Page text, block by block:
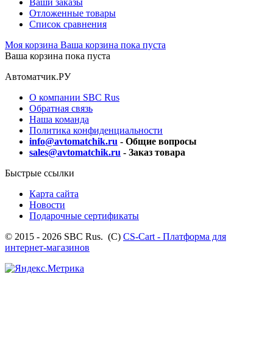
Ваши заказы
Отложенные товары
Список сравнения
Моя корзина Ваша корзина пока пуста
Ваша корзина пока пуста
Автоматчик.РУ
О компании SBC Rus
Обратная связь
Наша команда
Политика конфиденциальности
info@avtomatchik.ru - Общие вопросы
sales@avtomatchik.ru - Заказ товара
Быстрые ссылки
Карта сайта
Новости
Подарочные сертификаты
© 2015 - 2026 SBC Rus. (С) CS-Cart - Платформа для
интернет-магазинов